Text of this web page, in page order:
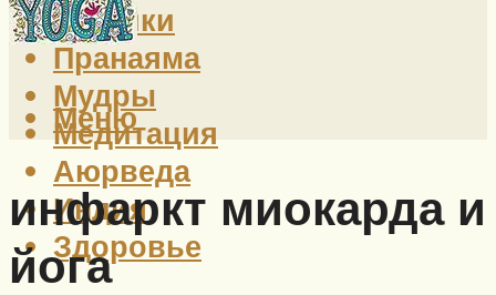
Техники
Пранаяма
Мудры
Медитация
Аюрведа
Индия
Здоровье
Меню
инфаркт миокарда и
йога